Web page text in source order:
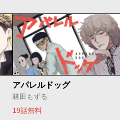
アパレルドッグ
林田もずる
19話無料